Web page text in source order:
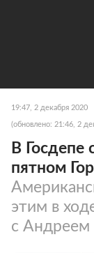
19:47, 2 декабря 2020
(обновлено: 21:46, 2
В
пятном
этим в
с Андреем